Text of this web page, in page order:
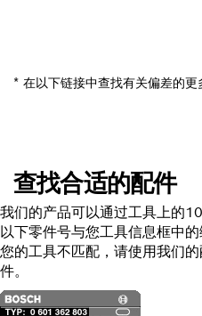
* 在以下链接中查找有关偏差的更
查找合适的配件
我们的产品可以通过工具上的
以下零件号与您工具信息框中
您的工具不匹配，请使用我们
件。